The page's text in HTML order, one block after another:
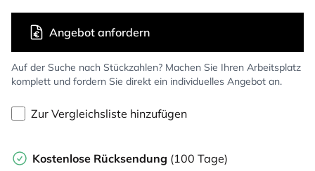
Auf der Suche nach Stückzahlen? Machen Sie Ihren Arbeitsplatz
komplett und fordern Sie direkt ein individuelles Angebot an.
Angebot anfordern
Zur Vergleichsliste hinzufügen
Kostenlose Rücksendung (100 Tage)